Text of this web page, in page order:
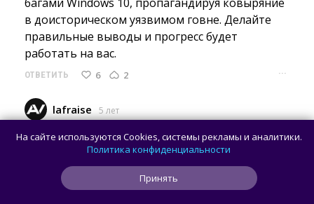
багами Windows 10, пропагандируя ковыряние
в доисторическом уязвимом говне. Делайте
правильные выводы и прогресс будет
работать на вас.
ОТВЕТИТЬ 6 2 ···
lafraise 5 лет
Сижу на 7ке и даже мысли нет переходить на
ОТВЕТИТЬ
На сайте используются Cookies, системы рекламы и аналитики.
Политика конфиденциальности
Принять